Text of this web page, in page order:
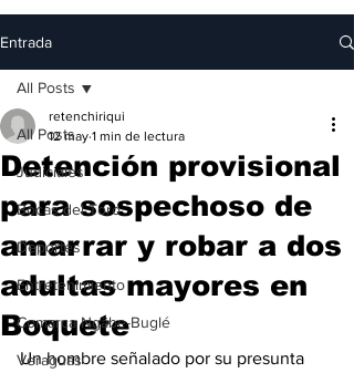
Entrada
All Posts
Judiciales
Bocas del Toro
Deportes
Entretenimiento
Comarca Ngäbe-Buglé
Veraguas
All Posts
Detención provisional
para sospechoso de
amarrar y robar a dos
adultas mayores en
Boquete
retenchiriqui
12 may 1 min de lectura
Un hombre señalado por su presunta